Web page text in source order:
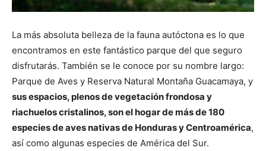
La más absoluta belleza de la fauna autóctona es lo que
encontramos en este fantástico parque del que seguro
disfrutarás. También se le conoce por su nombre largo:
Parque de Aves y Reserva Natural Montaña Guacamaya, y
sus espacios, plenos de vegetación frondosa y
riachuelos cristalinos, son el hogar de más de 180
especies de aves nativas de Honduras y Centroamérica,
así como algunas especies de América del Sur.